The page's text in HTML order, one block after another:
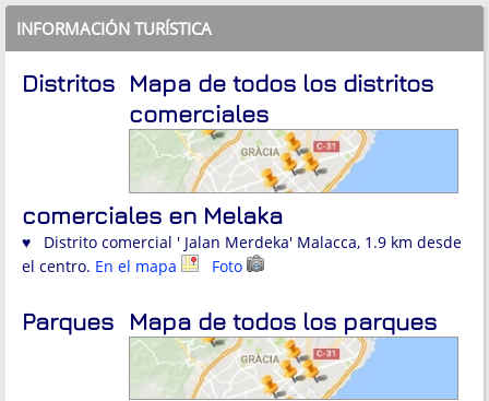
INFORMACIÓN TURÍSTICA
Mapa de todos los distritos
comerciales
Distritos
comerciales en Melaka
♥ Distrito comercial ' Jalan Merdeka' Malacca, 1.9 km desde
el centro. En el mapa Foto
Mapa de todos los parques
Parques